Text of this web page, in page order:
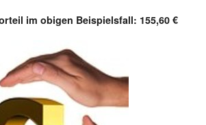
im obigen Beispielsfall: 155,60 €